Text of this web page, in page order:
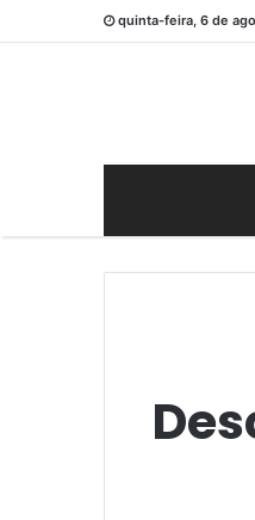
quinta-feira, 6 de